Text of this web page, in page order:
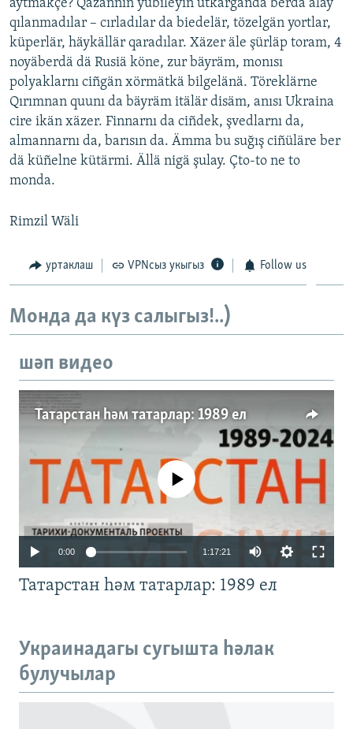
äytmäkçe? Qazannıñ yubileyın ütkärgändä berdä alay
qılanmadılar – cırladılar da biedelär, tözelgän yortlar,
küperlär, häykällär qaradılar. Xäzer äle şürläp toram, 4
noyäberdä dä Rusiä köne, zur bäyräm, monısı
polyaklarnı ciñgän xörmätkä bilgelänä. Töreklärne
Qırımnan quunı da bäyräm itälär disäm, anısı Ukraina
cire ikän xäzer. Finnarnı da ciñdek, şvedlarnı da,
almannarnı da, barısın da. Ämma bu suğış ciñüläre ber
dä küñelne kütärmi. Ällä nigä şulay. Çto-to ne to
monda.
Rimzil Wäli
уртаклаш VPNсыз укыгыз Follow us
Монда да күз салыгыз!..)
шәп видео
Татарстан һәм татарлар: 1989 ел
No media source currently available
0:00 1:17:21
Татарстан һәм татарлар: 1989 ел
Украинадагы сугышта һәлак
булучылар